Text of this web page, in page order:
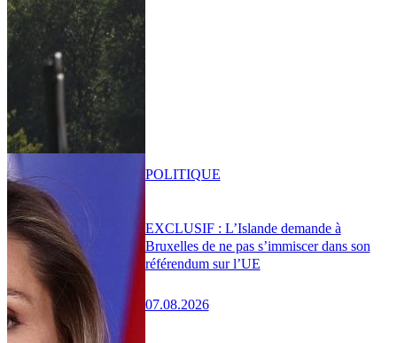
EXCLUSIF : L’Islande demande à
Bruxelles de ne pas s’immiscer dans son
référendum sur l’UE
07.08.2026
POLITIQUE